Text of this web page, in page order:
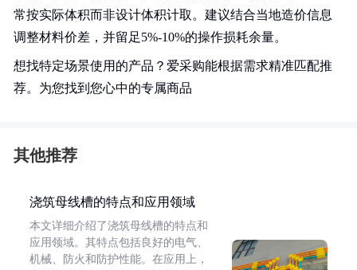
常按实际体积而非设计体积计取。建议结合当地造价信息
调整材料价差，并留足5%-10%的操作损耗余量。
想找特定场景使用的产品？爱采购能根据需求精准匹配推
荐。为您找到您心中的专属商品
其他推荐
浇筑母线槽的特点和应用领域
本文详细介绍了浇筑母线槽的特点和
应用领域。其特点包括良好的电气、
机械、防火和防护性能。在应用上，